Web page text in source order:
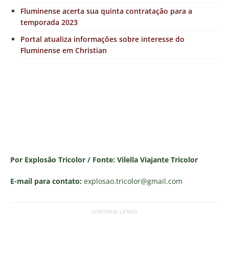
Fluminense acerta sua quinta contratação para a
temporada 2023
Portal atualiza informações sobre interesse do
Fluminense em Christian
Por Explosão Tricolor / Fonte: Vilella Viajante Tricolor
E-mail para contato: explosao.tricolor@gmail.com
CONTINUE LENDO